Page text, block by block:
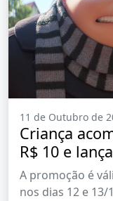
11 de Outubro de
Criança
R$ 10 e
destaques
A promoção é
nos dias 12 e 13/